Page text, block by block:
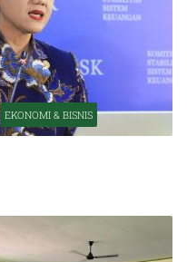
EKONOMI & BISNIS